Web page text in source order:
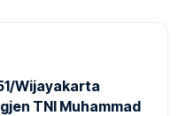
Wijayakarta
TNI Muhammad